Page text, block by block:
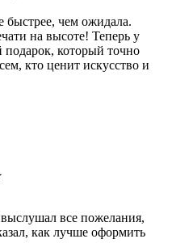
быстрее, чем ожидала.
на высоте! Теперь у
подарок, который точно
кто ценит искусство и
все пожелания,
как лучше оформить